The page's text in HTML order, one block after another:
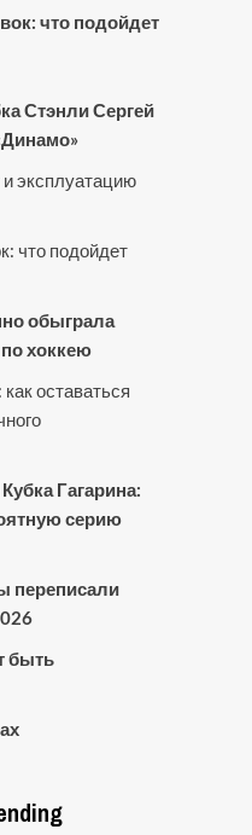
что подойдет
Стэнли Сергей
эксплуатацию
что подойдет
обыграла
хоккею
оставаться
Гагарина:
серию
переписали
быть